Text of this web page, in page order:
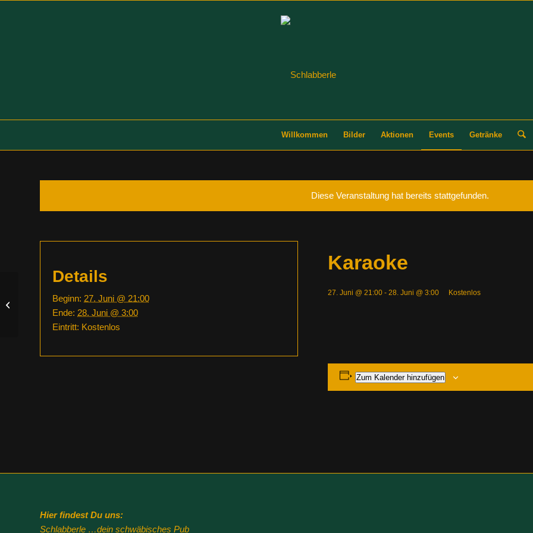
Willkommen Bilder Aktionen Events Getränke
Diese Veranstaltung hat bereits stattgefunden.
Karaoke
27. Juni @ 21:00 - 28. Juni @ 3:00 Kostenlos
Zum Kalender hinzufügen
Details
Beginn: 27. Juni @ 21:00
Ende: 28. Juni @ 3:00
Eintritt: Kostenlos
Hier findest Du uns:
Schlabberle …dein schwäbisches Pub
WM Vorrundenspiel Ecuador –
Deutschland